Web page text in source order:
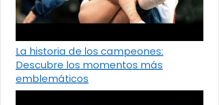
La historia de los campeones:
Descubre los momentos más
emblemáticos